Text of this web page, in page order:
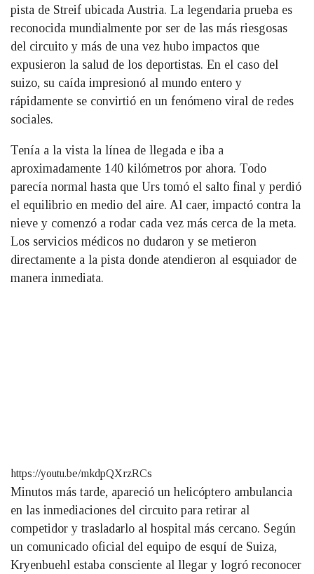
pista de Streif ubicada Austria. La legendaria prueba es
reconocida mundialmente por ser de las más riesgosas
del circuito y más de una vez hubo impactos que
expusieron la salud de los deportistas. En el caso del
suizo, su caída impresionó al mundo entero y
rápidamente se convirtió en un fenómeno viral de redes
sociales.
Tenía a la vista la línea de llegada e iba a
aproximadamente 140 kilómetros por ahora. Todo
parecía normal hasta que Urs tomó el salto final y perdió
el equilibrio en medio del aire. Al caer, impactó contra la
nieve y comenzó a rodar cada vez más cerca de la meta.
Los servicios médicos no dudaron y se metieron
directamente a la pista donde atendieron al esquiador de
manera inmediata.
https://youtu.be/mkdpQXrzRCs
Minutos más tarde, apareció un helicóptero ambulancia
en las inmediaciones del circuito para retirar al
competidor y trasladarlo al hospital más cercano. Según
un comunicado oficial del equipo de esquí de Suiza,
Kryenbuehl estaba consciente al llegar y logró reconocer